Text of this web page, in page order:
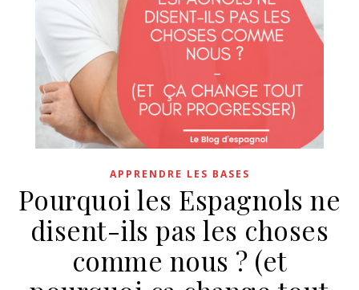
APPRENDRE LES BASES
Pourquoi les Espagnols ne
disent-ils pas les choses
comme nous ? (et